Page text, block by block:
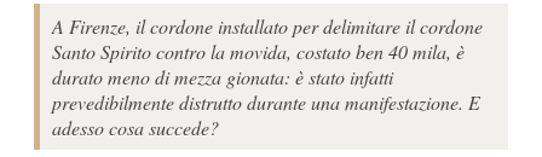
A Firenze, il cordone installato per delimitare il cordone
Santo Spirito contro la movida, costato ben 40 mila, è
durato meno di mezza gionata: è stato infatti
prevedibilmente distrutto durante una manifestazione. E
adesso cosa succede?